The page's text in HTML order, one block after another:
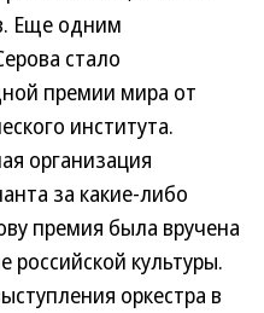
Еще одним
стало
премии мира от
института.
организация
за какие-либо
премия была вручена
российской культуры.
оркестра в